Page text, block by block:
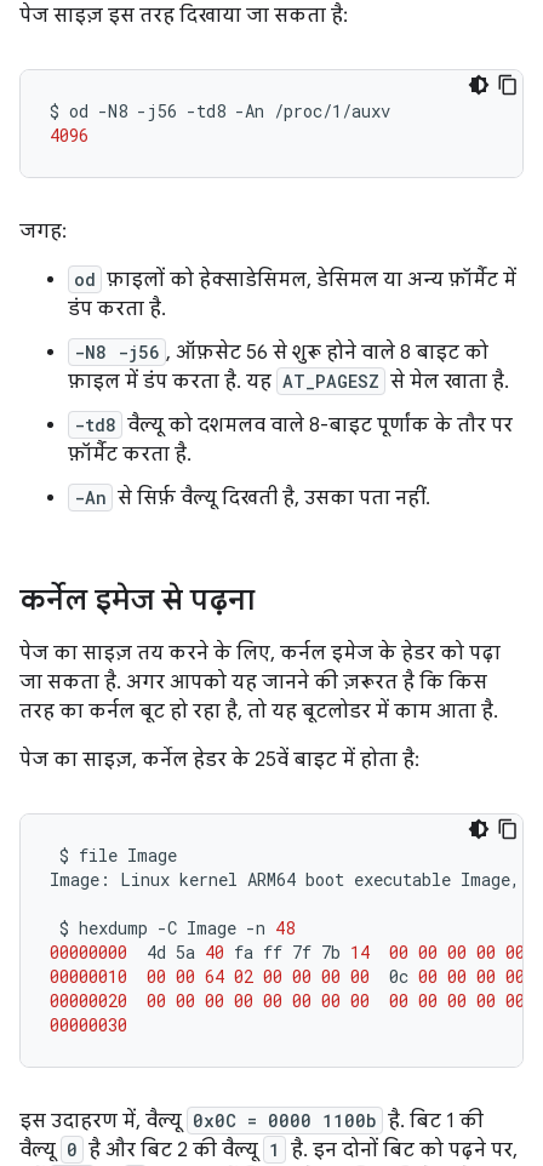
पेज साइज़ इस तरह दिखाया जा सकता है:
$ od -N8 -j56 -td8 -An
4096
जगह:
od फ़ाइलों को हेक्साडेसिमल, डेसिमल या अन्य फ़ॉर्मैट में
डंप करता है.
-N8 -j56 , ऑफ़सेट 56 से शुरू होने वाले 8 बाइट को
फ़ाइल में डंप करता है. यह AT_PAGESZ से मेल खाता है.
-td8 वैल्यू को दशमलव वाले 8-बाइट पूर्णांक के तौर पर
फ़ॉर्मैट करता है.
-An से सिर्फ़ वैल्यू दिखती है, उसका पता नहीं.
कर्नेल इमेज से पढ़ना
पेज का साइज़ तय करने के लिए, कर्नल इमेज के हेडर को पढ़ा
जा सकता है. अगर आपको यह जानने की ज़रूरत है कि किस
तरह का कर्नल बूट हो रहा है, तो यह बूटलोडर में काम आता है.
पेज का साइज़, कर्नेल हेडर के 25वें बाइट में होता है:
$ file Image
Image:
Linux kernel ARM64 boot executable Image,
$ hexdump -C Image -n 48
00000000
4d 5a 40 fa ff 7f 7b 14 00 00 00 00 00
00000010
00 00 64 02 00 00 00 00 0c 00 00 00 00
00000020
00 00 00 00 00 00 00 00 00 00 00 00 00
00000030
इस उदाहरण में, वैल्यू 0x0C = 0000 1100b है. बिट 1 की
वैल्यू 0 है और बिट 2 की वैल्यू 1
है. इन दोनों बिट को पढ़ने पर,